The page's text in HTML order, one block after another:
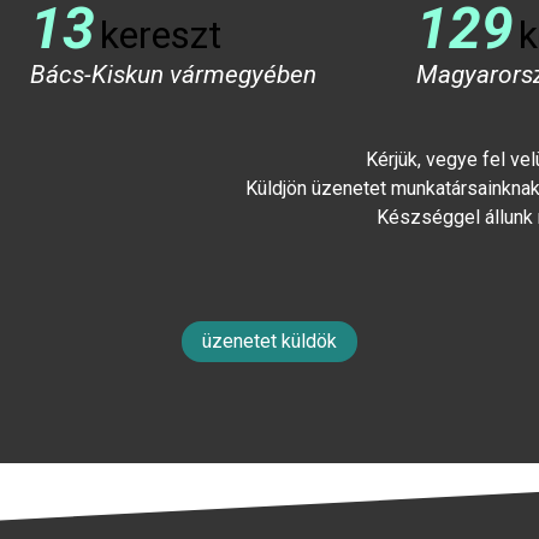
13kereszt
Bács-Kiskun vármegyében
129
Kérjük, vegye fel
Küldjön üzenetet
Készséggel
üzenetet küldök